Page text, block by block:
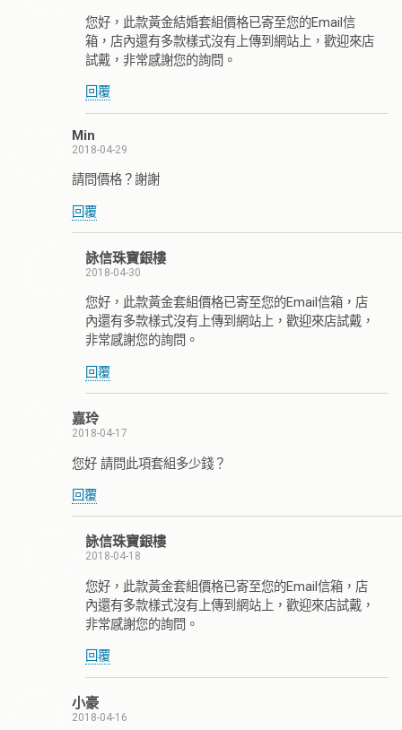
您好，此款黃金結婚套組價格已寄至您的Email信
箱，店內還有多款樣式沒有上傳到網站上，歡迎來店
試戴，非常感謝您的詢問。
回覆
Min
2018-04-29
請問價格？謝謝
回覆
詠信珠寶銀樓
2018-04-30
您好，此款黃金套組價格已寄至您的Email信箱，店
內還有多款樣式沒有上傳到網站上，歡迎來店試戴，
非常感謝您的詢問。
回覆
嘉玲
2018-04-17
您好 請問此項套組多少錢？
回覆
詠信珠寶銀樓
2018-04-18
您好，此款黃金套組價格已寄至您的Email信箱，店
內還有多款樣式沒有上傳到網站上，歡迎來店試戴，
非常感謝您的詢問。
回覆
小豪
2018-04-16